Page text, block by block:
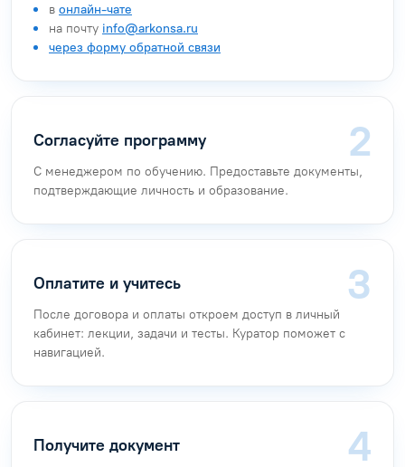
в онлайн-чате
на почту info@arkonsa.ru
через форму обратной связи
Согласуйте программу
С менеджером по обучению. Предоставьте документы,
подтверждающие личность и образование.
Оплатите и учитесь
После договора и оплаты откроем доступ в личный
кабинет: лекции, задачи и тесты. Куратор поможет с
навигацией.
Получите документ